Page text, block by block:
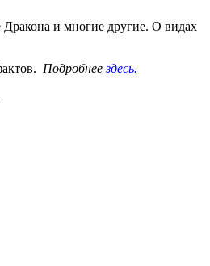
Дракона и многие другие. О видах
Подробнеездесь.